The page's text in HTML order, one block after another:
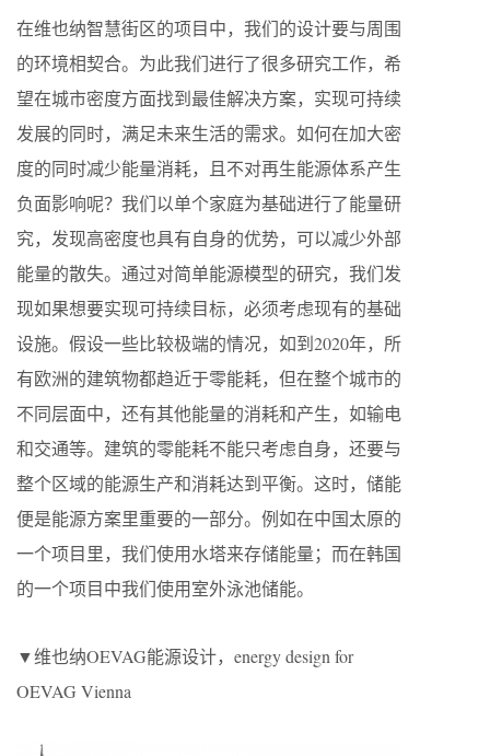
在维也纳智慧街区的项目中，我们的设计要与周围
的环境相契合。为此我们进行了很多研究工作，希
望在城市密度方面找到最佳解决方案，实现可持续
发展的同时，满足未来生活的需求。如何在加大密
度的同时减少能量消耗，且不对再生能源体系产生
负面影响呢？我们以单个家庭为基础进行了能量研
究，发现高密度也具有自身的优势，可以减少外部
能量的散失。通过对简单能源模型的研究，我们发
现如果想要实现可持续目标，必须考虑现有的基础
设施。假设一些比较极端的情况，如到2020年，所
有欧洲的建筑物都趋近于零能耗，但在整个城市的
不同层面中，还有其他能量的消耗和产生，如输电
和交通等。建筑的零能耗不能只考虑自身，还要与
整个区域的能源生产和消耗达到平衡。这时，储能
便是能源方案里重要的一部分。例如在中国太原的
一个项目里，我们使用水塔来存储能量；而在韩国
的一个项目中我们使用室外泳池储能。
▼维也纳OEVAG能源设计，energy design for
OEVAG Vienna